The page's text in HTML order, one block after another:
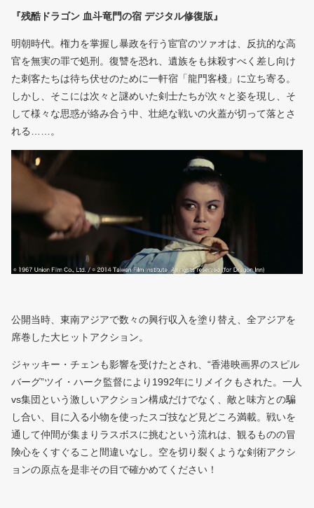
『残酷ドラゴン 血斗竜門の宿 デジタル修復版』
明朝時代。権力を掌握し暴政を行う宦官のツァオは、反抗的な高
官を無実の罪で処刑。復讐を恐れ、遺族をも抹殺すべく差し向け
た刺客たちは待ち伏せのために一軒宿「龍門客棧」に立ち寄る。
しかし、そこには次々と謎めいた剣士たちが次々と姿を現し、そ
して様々な思惑が絡み合う中、壮絶な戦いの火蓋が切って落とさ
れる……。
公開当時、東南アジアで数々の興行収入を塗り替え、全アジアを
席巻した大ヒットアクション。
ジャッキー・チェンも影響を受けたとされ、“香港映画界のスピル
バーグ”ツイ・ハーク監督により1992年にリメイクもされた。一人
vs集団という激しいアクション構成だけでなく、敵と味方との騙
し合い、目に入る小物を使ったスゴ技など見どころ満載。戦いを
通して仲間が集まりラスボスに挑むという流れは、観るものの冒
険心をくすぐること間違いなし。空を切り裂くような剣術アクシ
ョンの原点を是非その目で確かめてください！